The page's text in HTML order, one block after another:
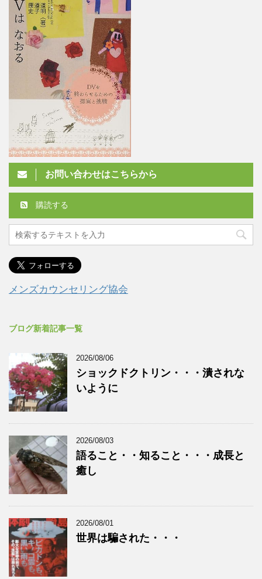
お問い合わせはこちらから
購読する
メンズカウンセリング協会
ブログ新着記事一覧
2026/08/06
ショックドクトリン・・・潰されな
いように
2026/08/03
語ること・・知ること・・・成長と
癒し
2026/08/01
世界は騙された・・・